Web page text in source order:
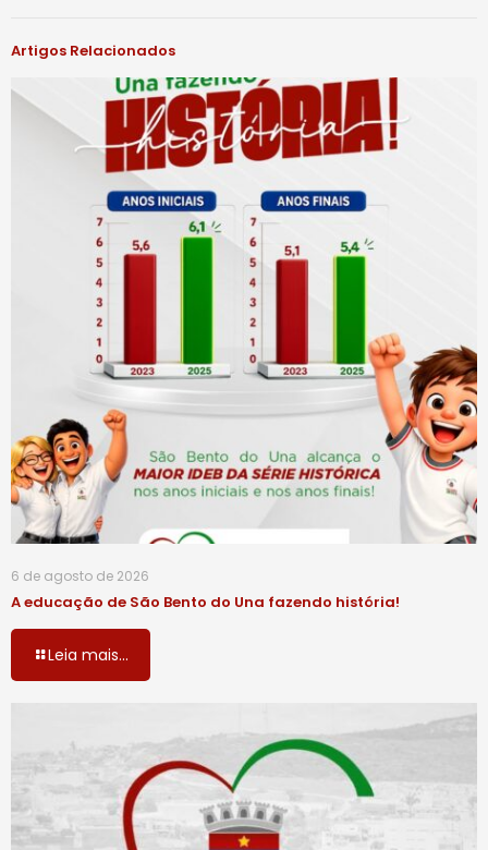
Artigos Relacionados
6 de agosto de 2026
A educação de São Bento do Una fazendo história!
Leia mais...